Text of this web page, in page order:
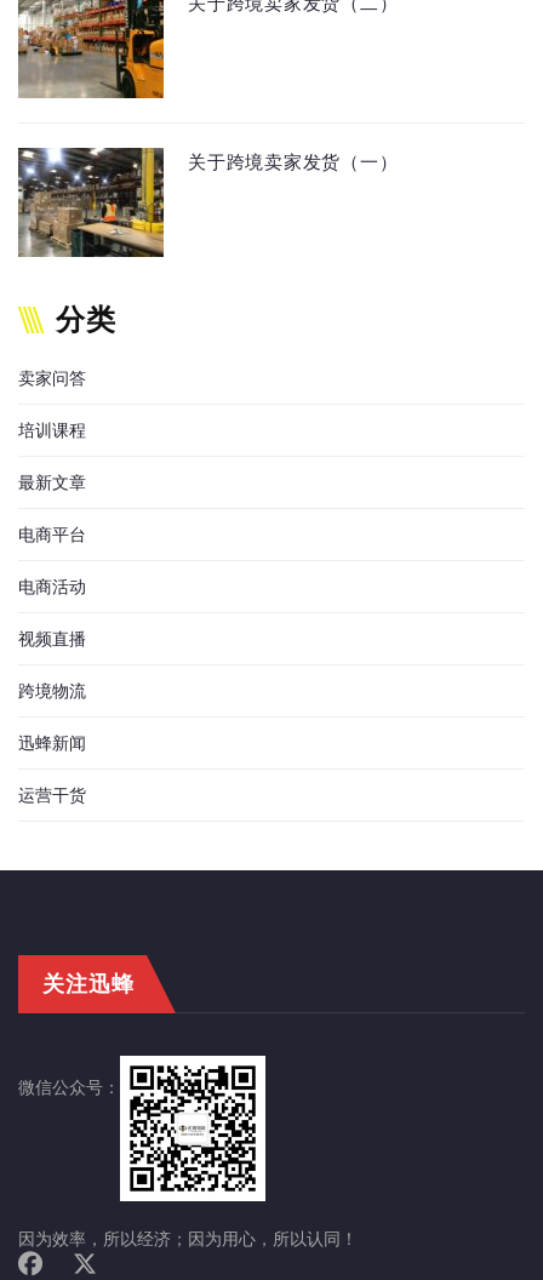
关于跨境卖家发货（二）
关于跨境卖家发货（一）
分类
卖家问答
培训课程
最新文章
电商平台
电商活动
视频直播
跨境物流
迅蜂新闻
运营干货
关注迅蜂
微信公众号：
因为效率，所以经济；因为用心，所以认同！